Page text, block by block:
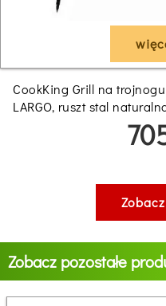
CookKing Grill na
LARGO, ruszt stal
Zobacz pozostałe